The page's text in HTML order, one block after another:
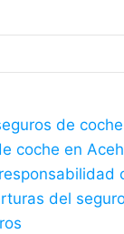
de
coche en
del